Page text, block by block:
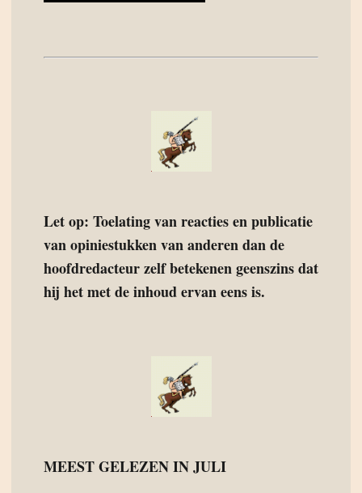
Let op: Toelating van reacties en publicatie
van opiniestukken van anderen dan de
hoofdredacteur zelf betekenen geenszins dat
hij het met de inhoud ervan eens is.
MEEST GELEZEN IN JULI